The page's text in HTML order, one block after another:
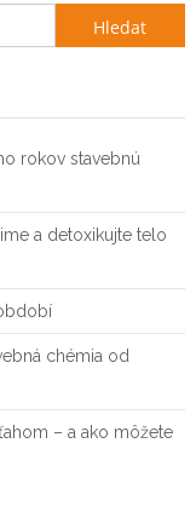
Vyhledávání
rokov stavebnú
a detoxikujte telo
chémia od
– a ako môžete